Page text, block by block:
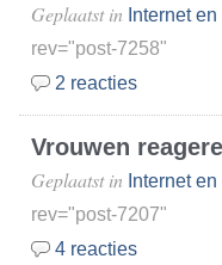
Geplaatst in Internet en
rev="post-7258"
2 reacties
Vrouwen
Geplaatst in Internet en
rev="post-7207"
4 reacties